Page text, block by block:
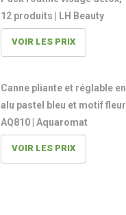
12 produits | LH Beauty
VOIR LES PRIX
Canne pliante et réglable en
alu pastel bleu et motif
AQ810 | Aquaromat
VOIR LES PRIX